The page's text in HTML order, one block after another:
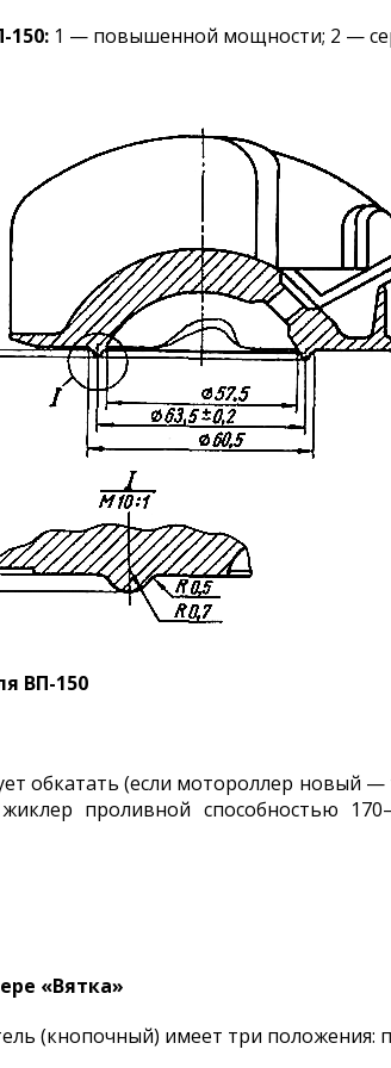
150: 1 — повышенной мощности; 2 —
ВП-150
обкатать (если мотороллер новый —
проливной способностью
«Вятка»
(кнопочный) имеет три положения: